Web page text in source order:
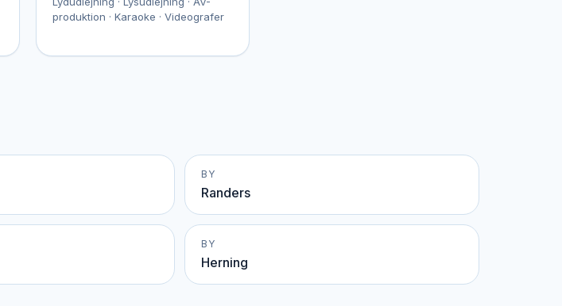
produktion · Karaoke · Videografer
BY
Randers
BY
Herning